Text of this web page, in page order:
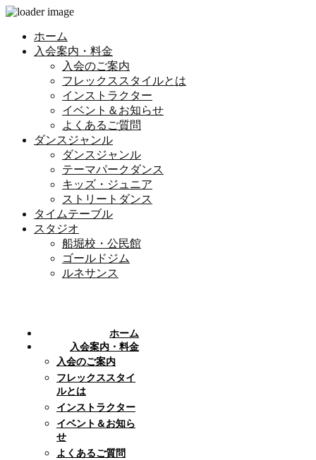
ホーム
入会案内・料金
入会のご案内
フレックススタイルとは
インストラクター
イベント＆お知らせ
よくあるご質問
ダンスジャンル
ダンスジャンル
テーマパークダンス
キッズ・ジュニア
ストリートダンス
タイムテーブル
スタジオ
船堀校・公民館
ゴールドジム
ルネサンス
ホーム
入会案内・料金
入会のご案内
フレックススタイ
ルとは
インストラクター
イベント＆お知ら
せ
よくあるご質問